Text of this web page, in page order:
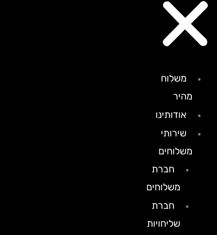
משלוח
מהיר
אודותינו
שירותי
משלוחים
חברת
משלוחים
חברת
שליחויות